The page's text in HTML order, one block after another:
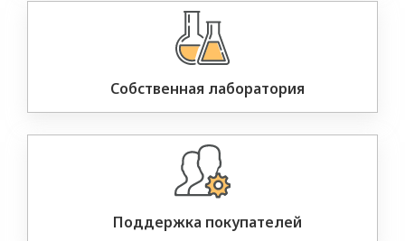
Собственная лаборатория
Поддержка покупателей